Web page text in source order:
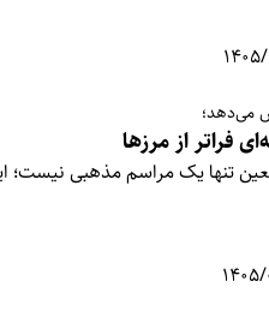
می‌دهد؛
فراتر از مرزها
تنها یک مراسم مذهبی